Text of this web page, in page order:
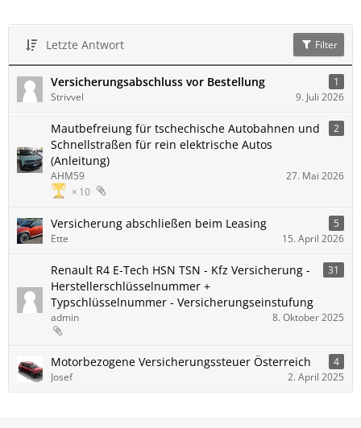
Letzte Antwort Filter
Versicherungsabschluss vor Bestellung
1
Strivvel
9. Juli 2026
Mautbefreiung für tschechische Autobahnen und
Schnellstraßen für rein elektrische Autos
(Anleitung)
2
10
AHM59 27. Mai 2026
Versicherung abschließen beim Leasing
5
Ette
15. April 2026
Renault R4 E-Tech HSN TSN - Kfz Versicherung -
Herstellerschlüsselnummer +
Typschlüsselnummer - Versicherungseinstufung
31
admin 8. Oktober 2025
Motorbezogene Versicherungssteuer Österreich
4
Josef
2. April 2025